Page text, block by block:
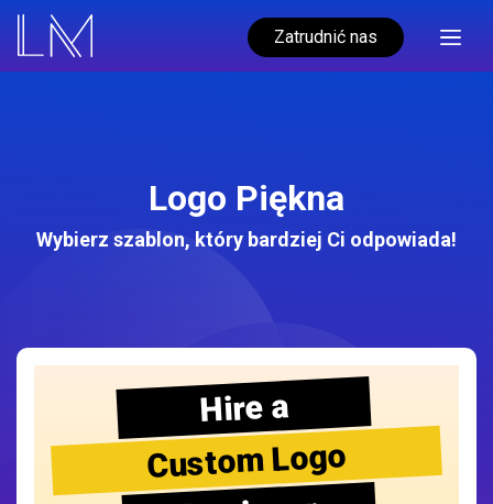
Zatrudnić nas
Logo Piękna
Wybierz szablon, który bardziej Ci odpowiada!
Hire a
Custom Logo